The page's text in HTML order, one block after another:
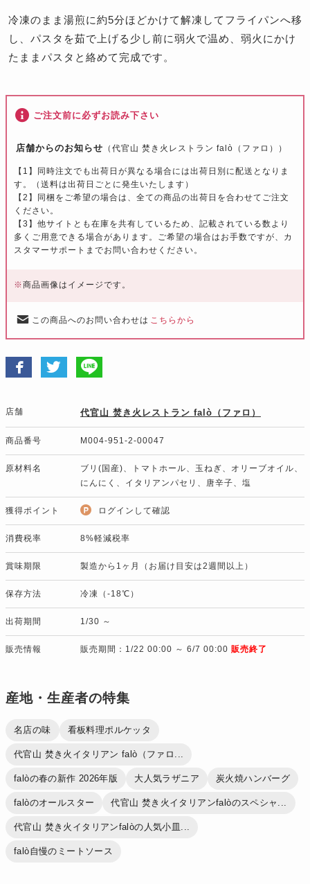
冷凍のまま湯煎に約5分ほどかけて解凍してフライパンへ移
し、パスタを茹で上げる少し前に弱火で温め、弱火にかけ
たままパスタと絡めて完成です。
ご注文前に必ずお読み下さい
店舗からのお知らせ （代官山 焚き火レストラン falò（ファロ））
【1】同時注文でも出荷日が異なる場合には出荷日別に配送となりま
す。（送料は出荷日ごとに発生いたします）
【2】同梱をご希望の場合は、全ての商品の出荷日を合わせてご注文
ください。
【3】他サイトとも在庫を共有しているため、記載されている数より
多くご用意できる場合があります。ご希望の場合はお手数ですが、カ
スタマーサポートまでお問い合わせください。
※商品画像はイメージです。
この商品へのお問い合わせは こちらから
店舗 代官山 焚き火レストラン falò（ファロ）
商品番号 M004-951-2-00047
原材料名
ブリ(国産)、トマトホール、玉ねぎ、オリーブオイル、
にんにく、イタリアンパセリ、唐辛子、塩
獲得ポイント ログインして確認
消費税率 8%軽減税率
賞味期限 製造から1ヶ月（お届け目安は2週間以上）
保存方法 冷凍（-18℃）
出荷期間 1/30 ～
販売情報 販売期間：1/22 00:00 ～ 6/7 00:00 販売終了
産地・生産者の特集
名店の味 看板料理ポルケッタ
代官山 焚き火イタリアン falò（ファロ...
falòの春の新作 2026年版 大人気ラザニア 炭火焼ハンバーグ
falòのオールスター 代官山 焚き火イタリアンfalòのスペシャ...
代官山 焚き火イタリアンfalòの人気小皿...
falò自慢のミートソース